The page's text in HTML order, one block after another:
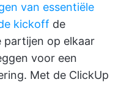
van essentiële
kickoff de
partijen op elkaar
voor een
Met de ClickUp